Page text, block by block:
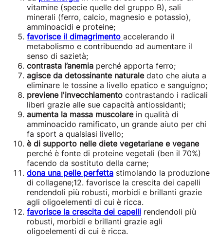
vitamine (specie quelle del gruppo B), sali
minerali (ferro, calcio, magnesio e potassio),
amminoacidi e proteine;
favorisce il dimagrimento accelerando il
metabolismo e contribuendo ad aumentare il
senso di sazietà;
contrasta l’anemia perché apporta ferro;
agisce da detossinante naturaledato che aiuta a
eliminare le tossine a livello epatico e sanguigno;
previene l'invecchiamento contrastando i radicali
liberi grazie alle sue capacità antiossidanti;
aumenta la massa muscolarein qualità di
amminoacido ramificato, un grande aiuto per chi
fa sport a qualsiasi livello;
è di supporto nelle diete vegetariane e vegane
perché è fonte di proteine vegetali (ben il 70%)
facendo da sostituto della carne;
dona una pelle perfetta stimolando la produzione
di collagene;12. favorisce la crescita dei capelli
rendendoli più robusti, morbidi e brillanti grazie
agli oligoelementi di cui è ricca.
favorisce la crescita dei capelli rendendoli più
robusti, morbidi e brillanti grazie agli
oligoelementi di cui è ricca.